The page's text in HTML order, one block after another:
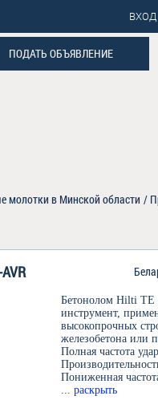
ВХОД
ПОДАТЬ ОБЪЯВЛЕНИЕ
молотки в Минской области /
Бетонолом Hilti
инструмент,
высокопрочных
железобетона или
Полная частота
Пониженная
... раскрыть